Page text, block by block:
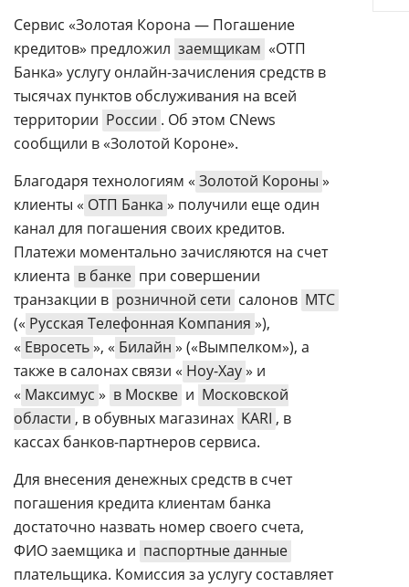
ТВ
Об
издании
Реклама
Контакты
Max
Telegram
Дзен
Сервис «Золотая Корона — Погашение
кредитов» предложил заемщикам «ОТП
Банка» услугу онлайн-зачисления средств в
тысячах пунктов обслуживания на всей
территории России . Об этом CNews
сообщили в «Золотой Короне».
Благодаря технологиям « Золотой Короны »
клиенты « ОТП Банка » получили еще один
канал для погашения своих кредитов.
Платежи моментально зачисляются на счет
клиента в банке при совершении
транзакции в розничной сети салонов МТС
(« Русская Телефонная Компания »),
« Евросеть», « Билайн » («Вымпелком»), а
также в салонах связи « Ноу-Хау» и
« Максимус » в Москве и Московской
области , в обувных магазинах KARI , в
кассах банков-партнеров сервиса.
Для внесения денежных средств в счет
погашения кредита клиентам банка
достаточно назвать номер своего счета,
ФИО заемщика и паспортные данные
плательщика. Комиссия за услугу составляет